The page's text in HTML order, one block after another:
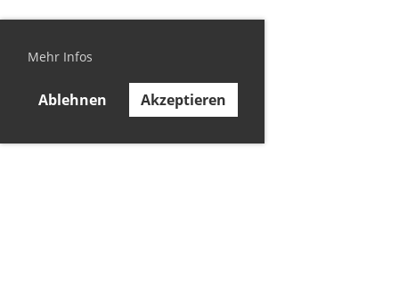
Mehr Infos
Ablehnen Akzeptieren